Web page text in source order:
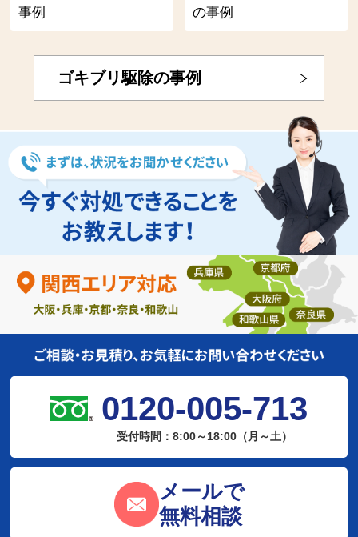
事例
の事例
ゴキブリ駆除の事例
0120-005-713
受付時間：8:00～18:00（月～土）
メールで
無料相談